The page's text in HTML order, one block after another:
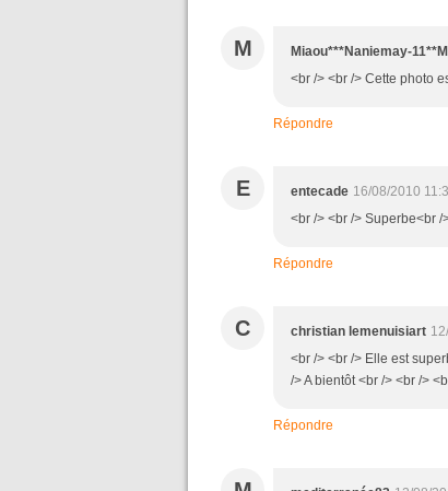
M Miaou***Naniemay-
<br /> <br /> Cette photo
Répondre
E entecade 16/08/2010
<br /> <br /> Superbe<br /
Répondre
C christian lemenuisiart
<br /> <br /> Elle est
/> A bientôt <br /> <br />
Répondre